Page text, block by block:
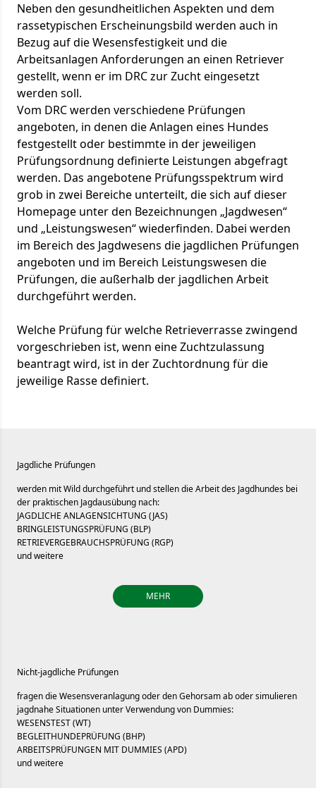
Neben den gesundheitlichen Aspekten und dem
rassetypischen Erscheinungsbild werden auch in
Bezug auf die Wesensfestigkeit und die
Arbeitsanlagen Anforderungen an einen Retriever
gestellt, wenn er im DRC zur Zucht eingesetzt
werden soll.
Vom DRC werden verschiedene Prüfungen
angeboten, in denen die Anlagen eines Hundes
festgestellt oder bestimmte in der jeweiligen
Prüfungsordnung definierte Leistungen abgefragt
werden. Das angebotene Prüfungsspektrum wird
grob in zwei Bereiche unterteilt, die sich auf dieser
Homepage unter den Bezeichnungen „Jagdwesen“
und „Leistungswesen“ wiederfinden. Dabei werden
im Bereich des Jagdwesens die jagdlichen Prüfungen
angeboten und im Bereich Leistungswesen die
Prüfungen, die außerhalb der jagdlichen Arbeit
durchgeführt werden.
Welche Prüfung für welche Retrieverrasse zwingend
vorgeschrieben ist, wenn eine Zuchtzulassung
beantragt wird, ist in der Zuchtordnung für die
jeweilige Rasse definiert.
Jagdliche Prüfungen
werden mit Wild durchgeführt und stellen die Arbeit des Jagdhundes bei
der praktischen Jagdausübung nach:
JAGDLICHE ANLAGENSICHTUNG (JAS)
BRINGLEISTUNGSPRÜFUNG (BLP)
RETRIEVERGEBRAUCHSPRÜFUNG (RGP)
und weitere
MEHR
Nicht-jagdliche Prüfungen
fragen die Wesensveranlagung oder den Gehorsam ab oder simulieren
jagdnahe Situationen unter Verwendung von Dummies:
WESENSTEST (WT)
BEGLEITHUNDEPRÜFUNG (BHP)
ARBEITSPRÜFUNGEN MIT DUMMIES (APD)
und weitere